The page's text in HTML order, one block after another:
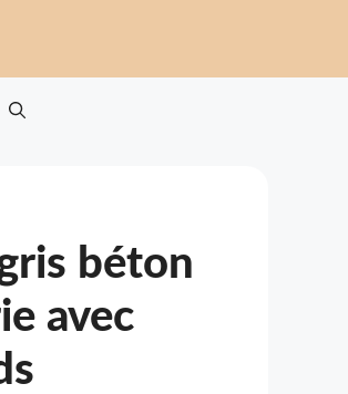
béton
avec